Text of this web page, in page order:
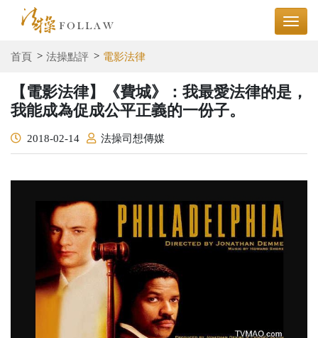
首頁 法操點評 電影法律
【電影法律】《費城》：我最愛法律的是，
我能成為促成公平正義的一份子。
2018-02-14 法操司想傳媒